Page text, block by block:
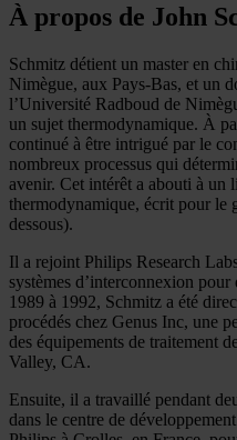
À propos de John
Schmitz détient un master en
Nimègue, aux Pays-Bas, et un
l’Université Radboud de
un sujet thermodynamique. À
continué à être intrigué par le
nombreux processus qui
avenir. Cet intérêt a abouti à un
thermodynamique, écrit pour le
dessous).
Il a rejoint Philips Research
systèmes d’interconnexion
1989 à 1992, Schmitz a été
procédés chez Genus Inc, une
des équipements de traitement
Valley, CA.
Ensuite, il a travaillé pendant
dans le centre de